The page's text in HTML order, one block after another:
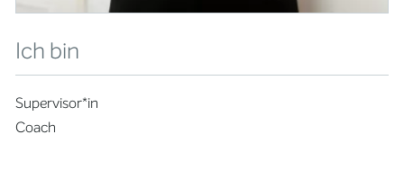
Ich bin
Supervisor*in
Coach